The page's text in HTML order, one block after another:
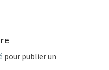
pour publier un